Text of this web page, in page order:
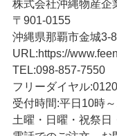
株式会社沖縄物産企
〒901-0155
沖縄県那覇市金城3-
URL :https://
TEL :098-857-7550
フリーダイヤル:
受付時間:平日10時
土曜・日曜・祝祭日